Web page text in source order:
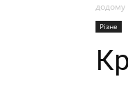
додому
Різне